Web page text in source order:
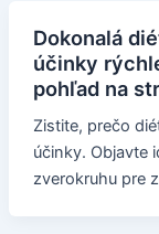
Dokonalá
účinky
pohľad na
Zistite, prečo
účinky. Objavte
zverokruhu pre